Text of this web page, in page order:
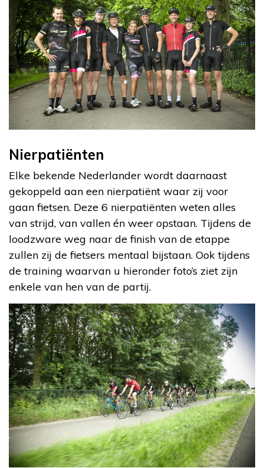
Nierpatiënten
Elke bekende Nederlander wordt daarnaast
gekoppeld aan een nierpatiënt waar zij voor
gaan fietsen. Deze 6 nierpatiënten weten alles
van strijd, van vallen én weer opstaan. Tijdens de
loodzware weg naar de finish van de etappe
zullen zij de fietsers mentaal bijstaan. Ook tijdens
de training waarvan u hieronder foto’s ziet zijn
enkele van hen van de partij.